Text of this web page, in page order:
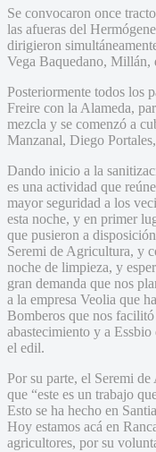
Se convocaron once
las afueras del
dirigieron
Vega Baquedano, Millán,
Posteriormente todos los
Freire con la Alameda,
mezcla y se comenzó a
Manzanal, Diego
Dando inicio a la
es una actividad que
mayor seguridad a los
esta noche, y en primer
que pusieron a
Seremi de Agricultura, y
noche de limpieza, y
gran demanda que nos
a la empresa Veolia que
Bomberos que nos
abastecimiento y a Essbio
el edil.
Por su parte, el Seremi
que “este es un trabajo
Esto se ha hecho en
Hoy estamos acá en
agricultores, por su